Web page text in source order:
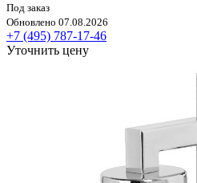
Под заказ
Обновлено 07.08.2026
+7 (495) 787-17-46
Уточнить цену